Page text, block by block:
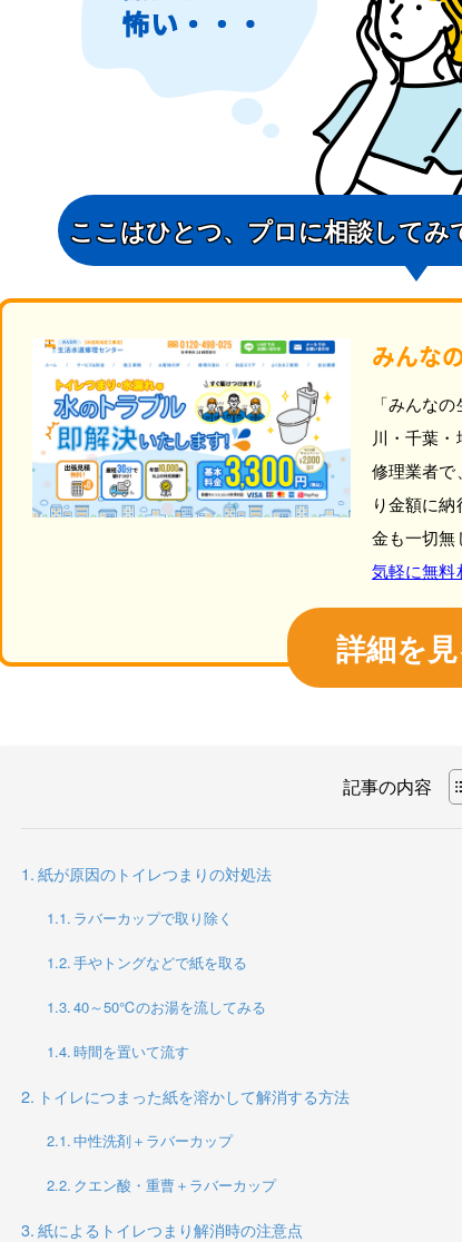
ここはひとつ、 プロに相談してみ
みんな
「みんな
川・千葉
修理業者で
り金額に
金も一切無
気軽に無料
詳細を
記事の内容
紙が原因のトイレつまりの対処法
ラバーカップで取り除く
手やトングなどで紙を取る
40～50℃のお湯を流してみる
時間を置いて流す
トイレにつまった紙を溶かして解消する方法
中性洗剤＋ラバーカップ
クエン酸・重曹＋ラバーカップ
紙によるトイレつまり解消時の注意点